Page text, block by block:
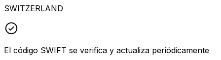
SWITZERLAND
El código SWIFT se verifica y actualiza periódicamente